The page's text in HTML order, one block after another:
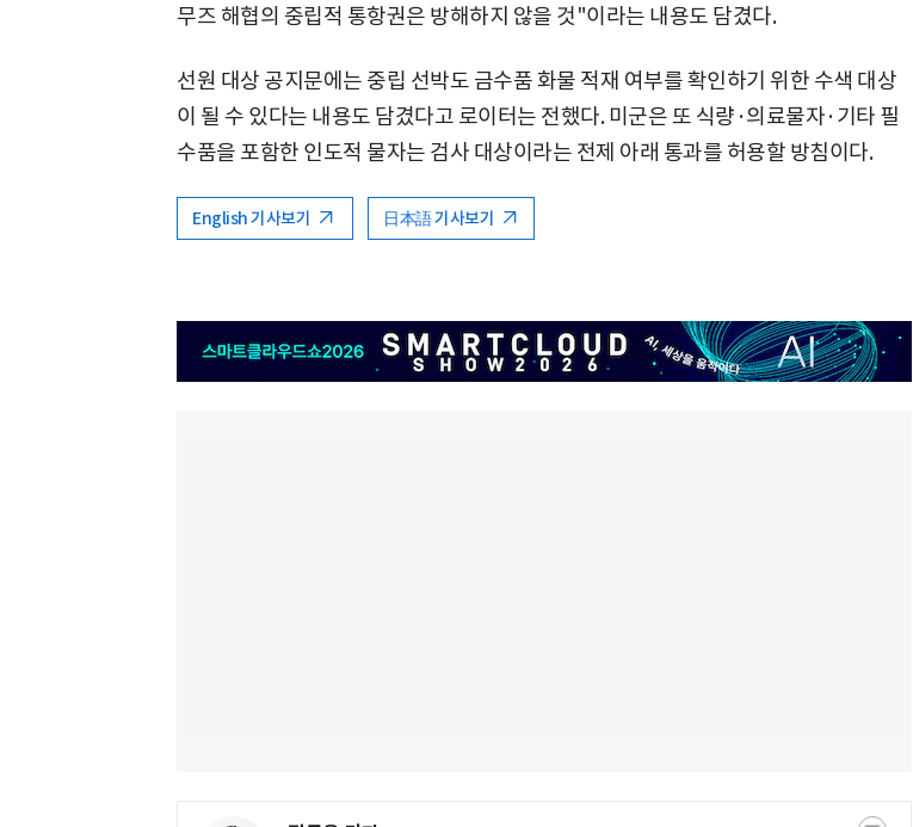
무즈 해협의 중립적 통항권은 방해하지 않을 것"이라는 내용도 담겼다.
선원 대상 공지문에는 중립 선박도 금수품 화물 적재 여부를 확인하기 위한 수색 대상
이 될 수 있다는 내용도 담겼다고 로이터는 전했다. 미군은 또 식량·의료물자·기타 필
수품을 포함한 인도적 물자는 검사 대상이라는 전제 아래 통과를 허용할 방침이다.
English 기사보기 日本語 기사보기